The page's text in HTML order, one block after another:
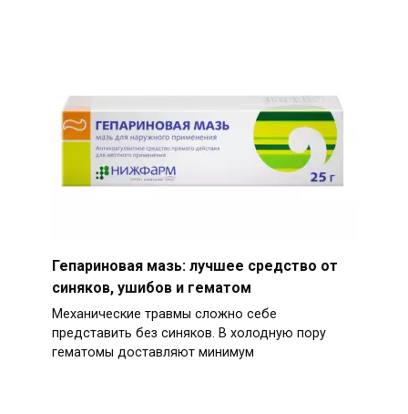
Гепариновая мазь: лучшее средство от
синяков, ушибов и гематом
Механические травмы сложно себе
представить без синяков. В холодную пору
гематомы доставляют минимум